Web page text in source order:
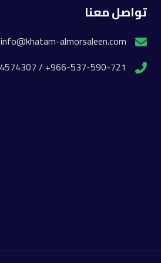
تواصل معنا
info@khatam-almorsaleen.com
966-537-590-721+ / 20-1064574307+